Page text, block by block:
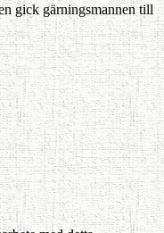
gick gärningsmannen till